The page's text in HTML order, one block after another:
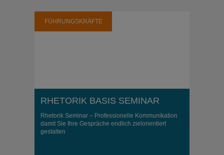
FÜHRUNGSKRÄFTE
RHETORIK BASIS SEMINAR
Rhetorik Seminar – Professionelle Kommunikation
damit Sie Ihre Gespräche endlich zielorientiert
gestalten